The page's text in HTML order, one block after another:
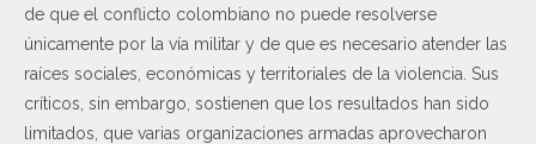
de que el conflicto colombiano no puede resolverse
únicamente por la vía militar y de que es necesario atender las
raíces sociales, económicas y territoriales de la violencia. Sus
críticos, sin embargo, sostienen que los resultados han sido
limitados, que varias organizaciones armadas aprovecharon